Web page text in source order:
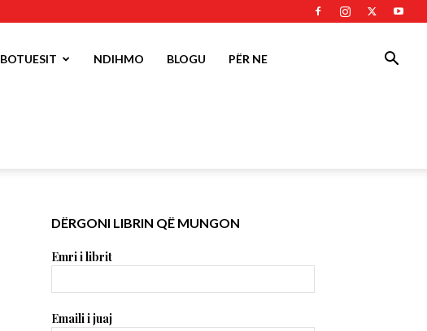
BOTUESIT NDIHMO BLOGU PËR NE
DËRGONI LIBRIN QË MUNGON
Emri i librit
Emaili i juaj